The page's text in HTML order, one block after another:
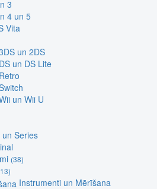
3
4 un 5
Vita
un 2DS
un DS Lite
un Wii U
Series
(38)
Instrumenti un Mērīšana